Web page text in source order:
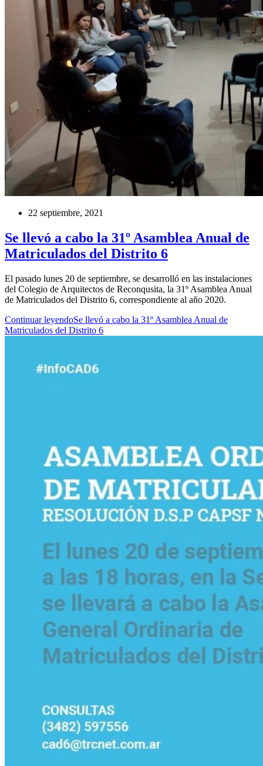
22 septiembre, 2021
Se llevó a cabo la 31º Asamblea Anual de
Matriculados del Distrito 6
El pasado lunes 20 de septiembre, se desarrolló en las instalaciones
del Colegio de Arquitectos de Reconqusita, la 31º Asamblea Anual
de Matriculados del Distrito 6, correspondiente al año 2020.
Continuar leyendoSe llevó a cabo la 31º Asamblea Anual de
Matriculados del Distrito 6